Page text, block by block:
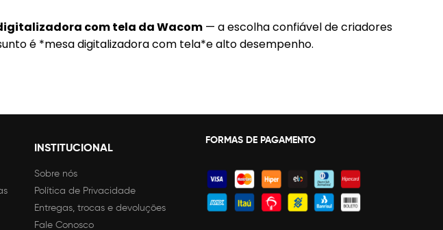
com tela da Wacom — a escolha confiável de criadores
é *mesa digitalizadora com tela*e alto desempenho.
INSTITUCIONAL
Sobre nós
Política de Privacidade
Entregas, trocas e devoluções
Fale Conosco
FORMAS DE PAGAMENTO